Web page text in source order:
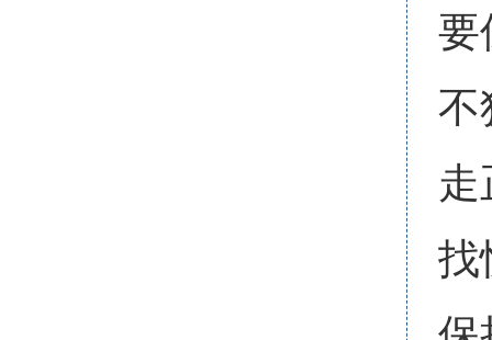
要
不
找